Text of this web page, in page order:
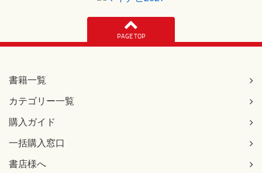
PAGE TOP
書籍一覧
カテゴリー一覧
購入ガイド
一括購入窓口
書店様へ